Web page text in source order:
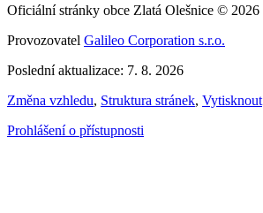
Oficiální stránky obce Zlatá Olešnice © 2026
Provozovatel Galileo Corporation s.r.o.
Poslední aktualizace: 7. 8. 2026
Změna vzhledu, Struktura stránek, Vytisknout
Prohlášení o přístupnosti